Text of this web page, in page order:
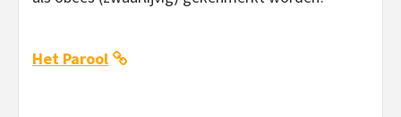
Het Parool